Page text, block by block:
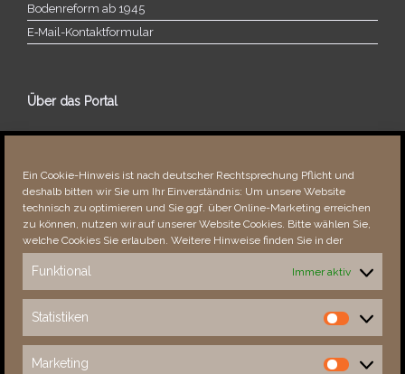
Ein Cookie-Hinweis ist nach deutscher Rechtsprechung Pflicht und
deshalb bitten wir Sie um Ihr Einverständnis: Um unsere Website
technisch zu optimieren und Sie ggf. über Online-Marketing erreichen
zu können, nutzen wir auf unserer Website Cookies. Bitte wählen Sie,
welche Cookies Sie erlauben. Weitere Hinweise finden Sie in der
Funktional Immer aktiv
Statistiken
Statistiken
Marketing
Marketing
Bodenreform ab 1945
E‑Mail-​​Kontaktformular
Über das Portal
Über dieses Portal
Fehler bemerkt?
Besucher seit 08/​2021